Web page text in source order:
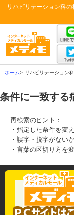
リハビリテーション科
ホーム> リハビリテーション
条件に一致する
再検索のヒント：
・指定した条件を変
・誤字・脱字がない
・言葉の区切り方を